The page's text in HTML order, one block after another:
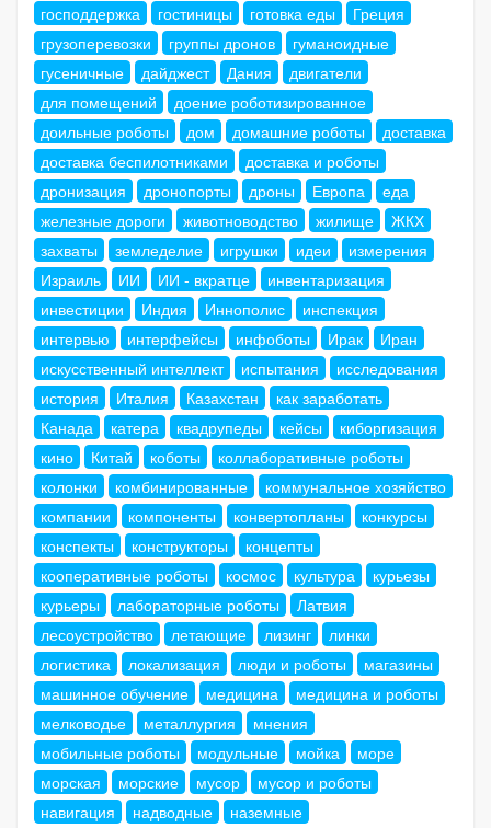
господдержка
гостиницы готовка еды
Греция
грузоперевозки
группы дронов
гуманоидные
гусеничные
дайджест Дания
двигатели
для помещений
доение роботизированное
доильные роботы
дом домашние роботы
доставка
доставка беспилотниками
доставка и роботы
дронизация
дронопорты дроны Европа
еда
железные дороги
животноводство жилище
ЖКХ
захваты
земледелие игрушки идеи
измерения
Израиль
ИИ ИИ - вкратце
инвентаризация
инвестиции
Индия Иннополис
инспекция
интервью
интерфейсы инфоботы Ирак
Иран
искусственный интеллект
испытания
исследования
история
Италия Казахстан
как заработать
Канада
катера квадрупеды кейсы
киборгизация
кино
Китай коботы
коллаборативные роботы
колонки
комбинированные
коммунальное хозяйство
компании
компоненты конвертопланы
конкурсы
конспекты
конструкторы
концепты
кооперативные роботы
космос культура
курьезы
курьеры
лабораторные роботы
Латвия
лесоустройство
летающие лизинг
линки
логистика
локализация люди и роботы
магазины
машинное обучение
медицина
медицина и роботы
мелководье
металлургия
мнения
мобильные роботы
модульные мойка
море
морская
морские мусор
мусор и роботы
навигация
надводные
наземные